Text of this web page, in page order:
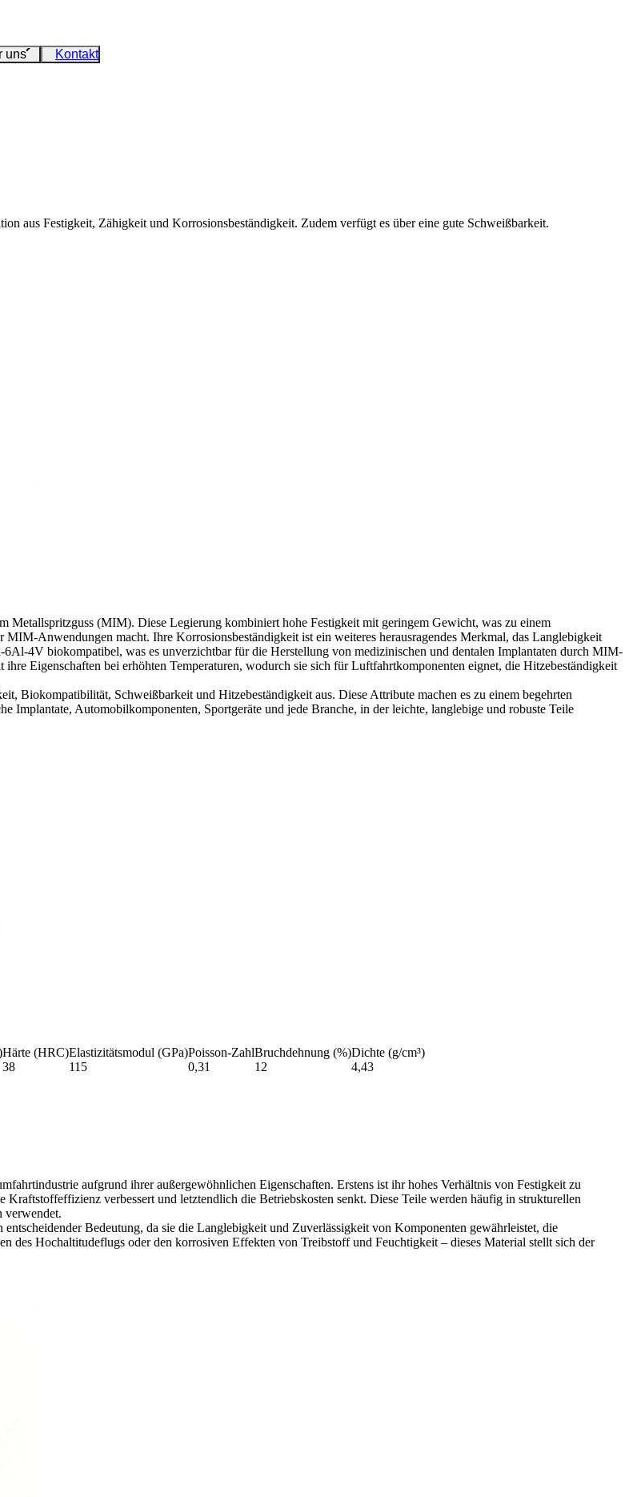
uns Kontakt
aus Festigkeit, Zähigkeit und Korrosionsbeständigkeit. Zudem verfügt es über eine gute Schweißbarkeit.
(MIM). Diese Legierung kombiniert hohe Festigkeit mit geringem Gewicht, was zu einem
Anwendungen macht. Ihre Korrosionsbeständigkeit ist ein weiteres herausragendes Merkmal, das Langlebigkeit
4V biokompatibel, was es unverzichtbar für die Herstellung von medizinischen und dentalen Implantaten durch MIM-
Eigenschaften bei erhöhten Temperaturen, wodurch sie sich für Luftfahrtkomponenten eignet, die Hitzebeständigkeit
Biokompatibilität, Schweißbarkeit und Hitzebeständigkeit aus. Diese Attribute machen es zu einem begehrten
Automobilkomponenten, Sportgeräte und jede Branche, in der leichte, langlebige und robuste Teile
Härte (HRC)Elastizitätsmodul (GPa)Poisson-ZahlBruchdehnung (%)Dichte (g/cm³)
38 115 0,31 12 4,43
aufgrund ihrer außergewöhnlichen Eigenschaften. Erstens ist ihr hohes Verhältnis von Festigkeit zu
verbessert und letztendlich die Betriebskosten senkt. Diese Teile werden häufig in strukturellen
verwendet.
Bedeutung, da sie die Langlebigkeit und Zuverlässigkeit von Komponenten gewährleistet, die
des Hochaltitudeflugs oder den korrosiven Effekten von Treibstoff und Feuchtigkeit – dieses Material stellt sich der